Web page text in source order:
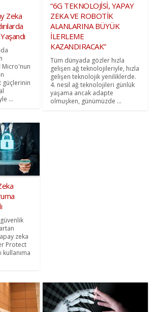
Zeka
güçlerinin
...
“6G TEKNOLOJİSİ, YAPAY
ZEKA VE ROBOTİK
ALANLARINA BÜYÜK
İLERLEME
KAZANDIRACAK”
Tüm dünyada gözler hızla
gelişen ağ teknolojileriyle, hızla
gelişen teknolojik yeniliklerde.
4. nesil ağ teknolojileri günlük
yaşama ancak adapte
olmuşken, günümüzde ...
zeka
Protect
kullanıma